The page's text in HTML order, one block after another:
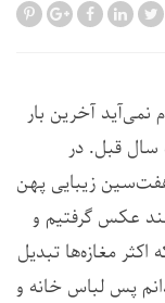
نمی‌آید آخرین بار
سال قبل. در
زیبایی پهن
عکس گرفتیم و
مغازه‌ها تبدیل
پس لباس خانه و